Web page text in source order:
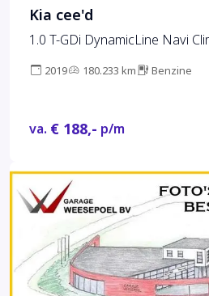
Kia cee'd
1.0 T-GDi DynamicLine Navi
2019 180.233 km Benzine
va. € 188,- p/m